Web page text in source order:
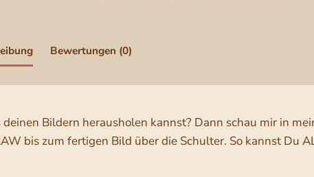
Bewertungen (0)
Bildern herausholen kannst? Dann schau mir in
bis zum fertigen Bild über die Schulter. So kannst Du